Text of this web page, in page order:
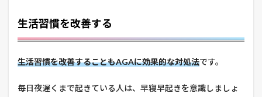
生活習慣を改善する
生活習慣を改善することもAGAに効果的な対処法です。
毎日夜遅くまで起きている人は、早寝早起きを意識しましょ